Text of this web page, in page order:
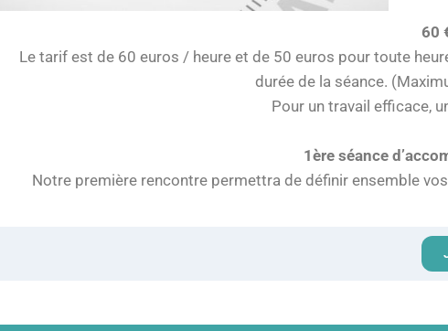
60
Le tarif est de 60 euros / heure et de 50 euros pour toute
durée de la séance.
Pour un travail efficace,
1ère séance
Notre première rencontre permettra de définir ensemble